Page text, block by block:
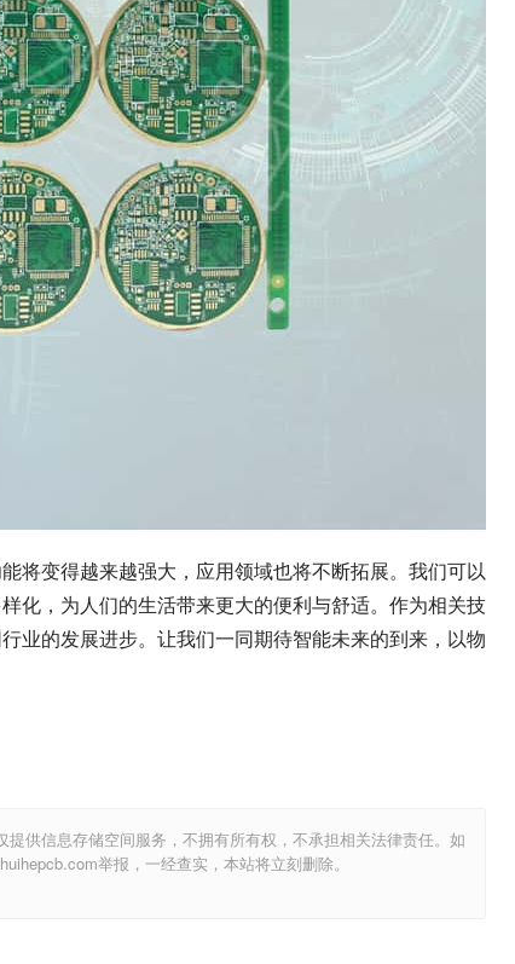
将变得越来越强大，应用领域也将不断拓展。我们可以
化，为人们的生活带来更大的便利与舒适。作为相关技
业的发展进步。让我们一同期待智能未来的到来，以物
供信息存储空间服务，不拥有所有权，不承担相关法律责任。如
举报，一经查实，本站将立刻删除。